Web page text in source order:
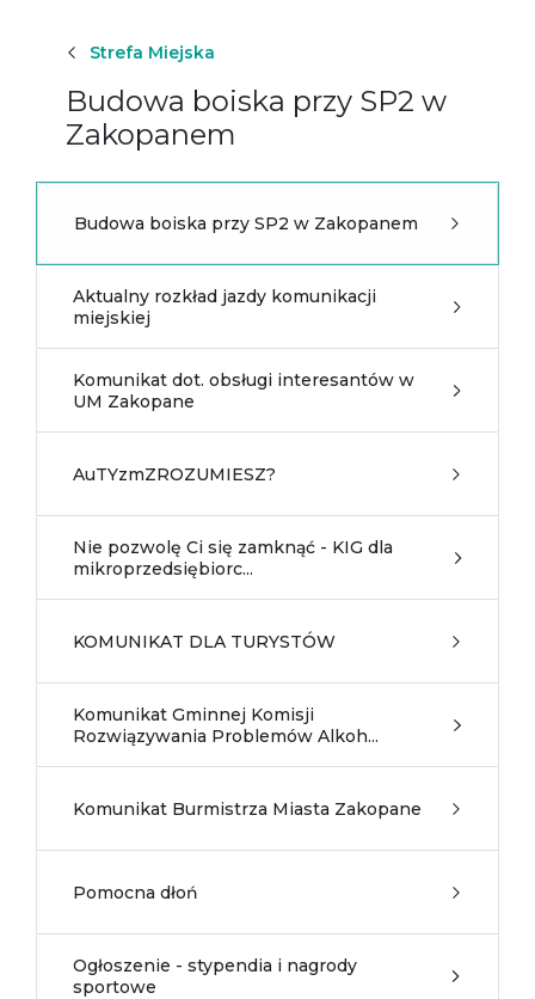
Strefa Miejska
Budowa boiska przy SP2 w
Zakopanem
Budowa boiska przy SP2 w Zakopanem
Aktualny rozkład jazdy komunikacji
miejskiej
Komunikat dot. obsługi interesantów w
UM Zakopane
AuTYzmZROZUMIESZ?
Nie pozwolę Ci się zamknąć - KIG dla
mikroprzedsiębiorc...
KOMUNIKAT DLA TURYSTÓW
Komunikat Gminnej Komisji
Rozwiązywania Problemów Alkoh...
Komunikat Burmistrza Miasta Zakopane
Pomocna dłoń
Ogłoszenie - stypendia i nagrody
sportowe